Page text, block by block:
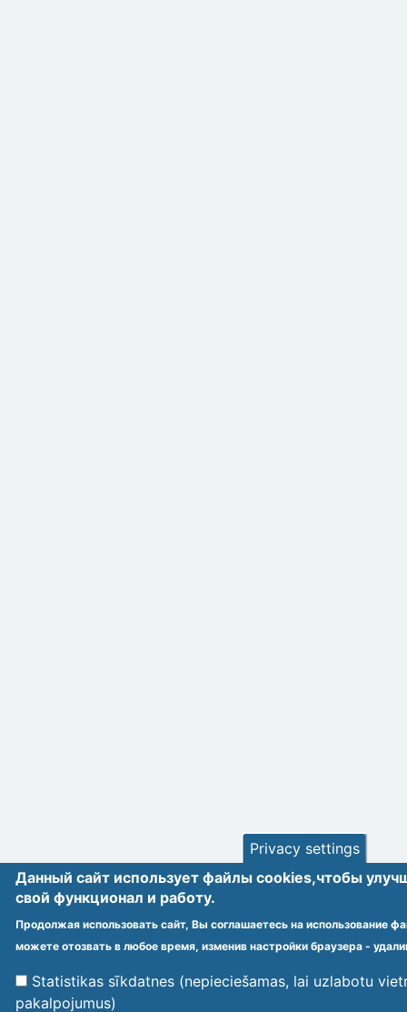
Privacy settings
Данный сайт использует файлы cookies,чтобы
cвой функционал и работу.
Продолжая использовать сайт, Вы соглашаетесь на использование
можете отозвать в любое время, изменив настройки браузера -
Statistikas sīkdatnes (nepieciešamas, lai uzlabotu
pakalpojumus)